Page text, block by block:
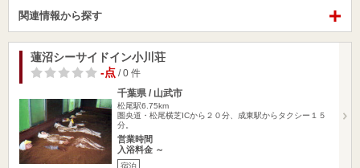
関連情報から探す
蓮沼シーサイドイン小川荘
-点 / 0 件
千葉県 / 山武市
松尾駅6.75km
圏央道・松尾横芝ICから２０分、成東駅からタクシー１５
分。
営業時間
入浴料金 ～
宿泊